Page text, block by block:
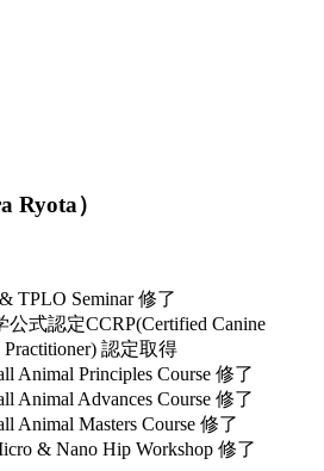
）
TPLO Seminar 修了
式認定CCRP(Certified Canine
Practitioner) 認定取得
Animal Principles Course 修了
Animal Advances Course 修了
Animal Masters Course 修了
& Nano Hip Workshop 修了